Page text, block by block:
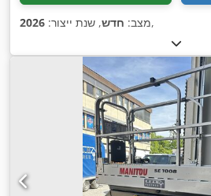
מצב: חדש, שנת ייצור: 2026 ,